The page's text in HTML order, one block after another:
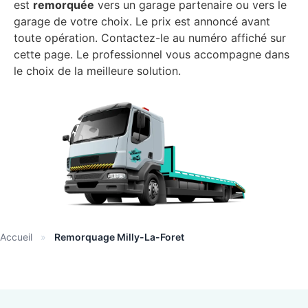
est remorquée vers un garage partenaire ou vers le
garage de votre choix. Le prix est annoncé avant
toute opération. Contactez-le au numéro affiché sur
cette page. Le professionnel vous accompagne dans
le choix de la meilleure solution.
Accueil » Remorquage Milly-La-Foret